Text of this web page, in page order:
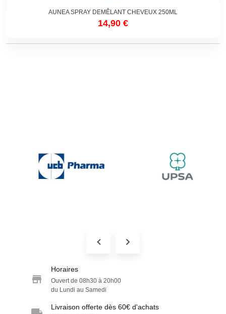
AUNEA SPRAY DEMÊLANT CHEVEUX 250ML
14,90 €
Horaires
Ouvert de 08h30 à 20h00
du Lundi au Samedi
Livraison offerte dès 60€ d'achats